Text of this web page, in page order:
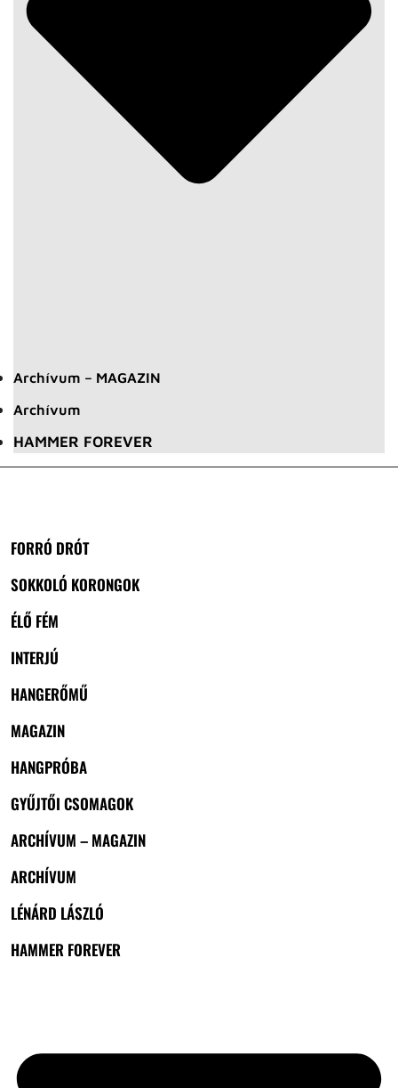
Archívum – MAGAZIN
Archívum
HAMMER FOREVER
FORRÓ DRÓT
SOKKOLÓ KORONGOK
ÉLŐ FÉM
INTERJÚ
HANGERŐMŰ
MAGAZIN
HANGPRÓBA
GYŰJTŐI CSOMAGOK
ARCHÍVUM – MAGAZIN
ARCHÍVUM
LÉNÁRD LÁSZLÓ
HAMMER FOREVER